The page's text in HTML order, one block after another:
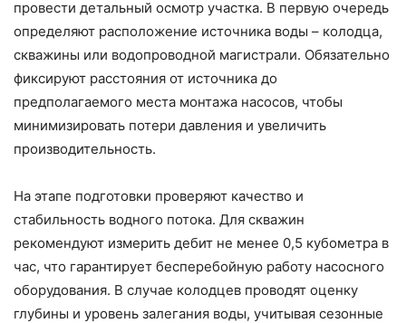
провести детальный осмотр участка. В первую очередь
определяют расположение источника воды – колодца,
скважины или водопроводной магистрали. Обязательно
фиксируют расстояния от источника до
предполагаемого места монтажа насосов, чтобы
минимизировать потери давления и увеличить
производительность.
На этапе подготовки проверяют качество и
стабильность водного потока. Для скважин
рекомендуют измерить дебит не менее 0,5 кубометра в
час, что гарантирует бесперебойную работу насосного
оборудования. В случае колодцев проводят оценку
глубины и уровень залегания воды, учитывая сезонные